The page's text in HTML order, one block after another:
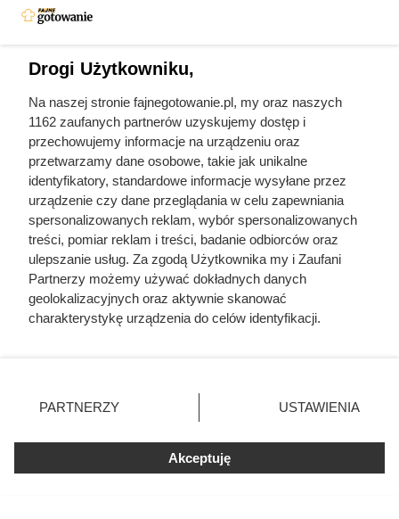
Wrzucasz do słoja 25 ziaren kawy i cytryny.
Drogi Użytkowniku,
Na naszej stronie fajnegotowanie.pl, my oraz naszych
1162 zaufanych partnerów uzyskujemy dostęp i
przechowujemy informacje na urządzeniu oraz
przetwarzamy dane osobowe, takie jak unikalne
identyfikatory, standardowe informacje wysyłane przez
urządzenie czy dane przeglądania w celu zapewniania
spersonalizowanych reklam, wybór spersonalizowanych
treści, pomiar reklam i treści, badanie odbiorców oraz
ulepszanie usług. Za zgodą Użytkownika my i Zaufani
Partnerzy możemy używać dokładnych danych
geolokalizacyjnych oraz aktywnie skanować
charakterystykę urządzenia do celów identyfikacji.
zmienić/wycofać klikając przycisk ustawień prywatności
znajdujący się w lewym dolnym rogu strony
rodzaje przetwarzania danych nie wymagają zgody
użytkownika, ale masz prawo sprzeciwić się takiemu
przetwarzaniu. Preferencje będą miały zastosowania tylko
PARTNERZY USTAWIENIA
Akceptuję